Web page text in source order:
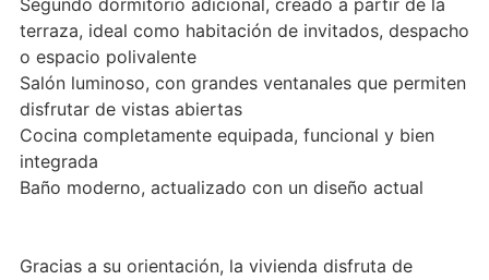
Segundo dormitorio adicional, creado a partir de la
terraza, ideal como habitación de invitados, despacho
o espacio polivalente
Salón luminoso, con grandes ventanales que permiten
disfrutar de vistas abiertas
Cocina completamente equipada, funcional y bien
integrada
Baño moderno, actualizado con un diseño actual
Gracias a su orientación, la vivienda disfruta de